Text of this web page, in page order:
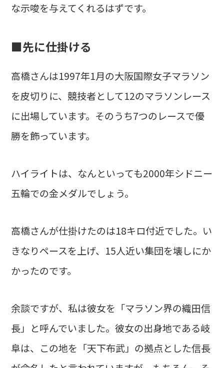
な示唆を与えてくれるはずです。
■先に仕掛ける
高橋さんは1997年1月の大阪国際女子マラソン
を皮切りに、競技者として12のマラソンレース
に出場しています。そのうち7つのレースで優
勝を飾っています。
ハイライトは、なんといっても2000年シドニー
五輪での金メダルでしょう。
高橋さんが仕掛けたのは18キロ付近でした。い
きなりペースを上げ、15人近い集団を壊しにか
かったのです。
余談ですが、私は彼女を「マラソン界の織田信
長」と呼んでいました。彼女の出身地である岐
阜は、この地を「天下布武」の拠点とした信長